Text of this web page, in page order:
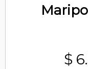
$